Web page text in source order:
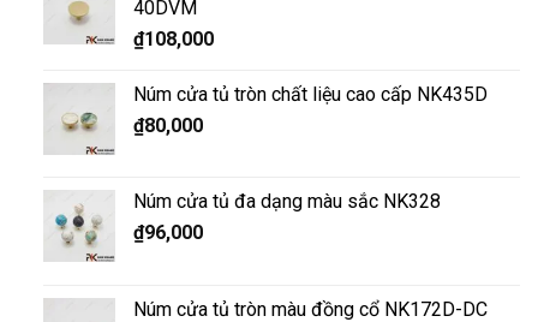
40DVM
₫108,000
Núm cửa tủ tròn chất liệu cao cấp NK435D
₫80,000
Núm cửa tủ đa dạng màu sắc NK328
₫96,000
Núm cửa tủ tròn màu đồng cổ NK172D-DC